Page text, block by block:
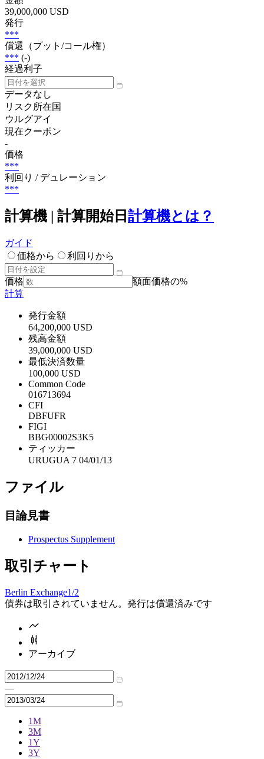
39,000,000 USD
発行
***
償還（プット/コール権）
*** (-)
経過利子
データなし
リスク所在国
ウルグアイ
現在クーポン
-
価格
***
利回り / デュレーション
***
計算機 | 計算開始日 計算機とは？
ガイド
価格から
利回りから
価格
額面価格の%
計算
発行金額
64,200,000 USD
残高金額
39,000,000 USD
最低決済数量
100,000 USD
Common Code
016713694
CFI
DBFUFR
FIGI
BBG00002S3K5
ティッカー
URUGUA 7 04/01/13
ファイル
目論見書
Prospectus Supplement
取引チャート
Berlin Exchange1/2
債券は取引されていません。発行は償還済みです
アーカイブ
—
1M
3M
1Y
3Y